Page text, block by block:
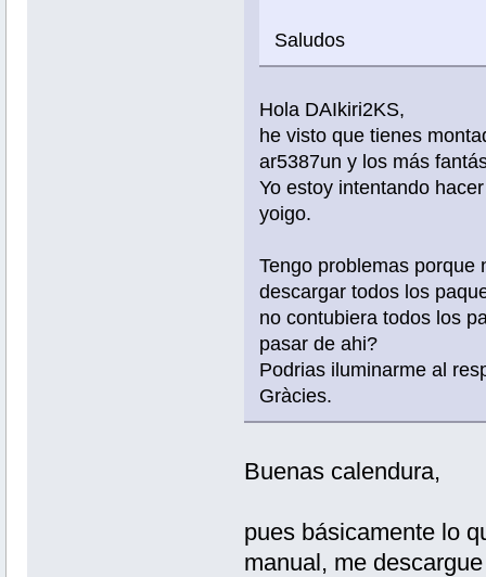
Saludos
Hola DAIkiri2KS,
he visto que tienes
ar5387un y los más
Yo estoy intentando
yoigo.
Tengo problemas porque
descargar todos los
no contubiera todos los
pasar de ahi?
Podrias iluminarme al
Gràcies.
Buenas calendura,
pues básicamente lo
manual, me